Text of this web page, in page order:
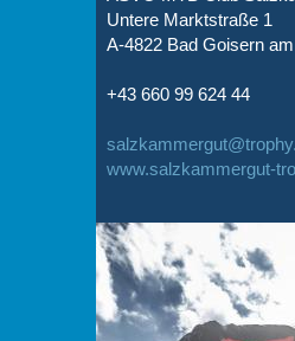
Untere Marktstraße 1
A-4822 Bad Goisern
+43 660 99 624 44
www.salzkammergut-